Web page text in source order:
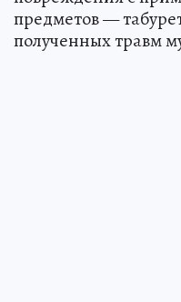
предметов —
полученных травм